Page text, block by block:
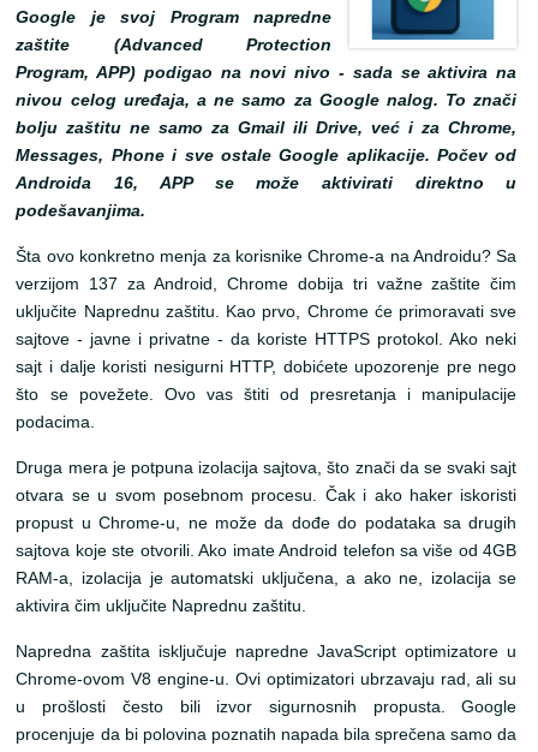
Google je svoj Program napredne
zaštite (Advanced Protection
Program, APP) podigao na novi nivo - sada se aktivira na
nivou celog uređaja, a ne samo za Google nalog. To znači
bolju zaštitu ne samo za Gmail ili Drive, već i za Chrome,
Messages, Phone i sve ostale Google aplikacije. Počev od
Androida 16, APP se može aktivirati direktno u
podešavanjima.
Šta ovo konkretno menja za korisnike Chrome-a na Androidu? Sa
verzijom 137 za Android, Chrome dobija tri važne zaštite čim
uključite Naprednu zaštitu. Kao prvo, Chrome će primoravati sve
sajtove - javne i privatne - da koriste HTTPS protokol. Ako neki
sajt i dalje koristi nesigurni HTTP, dobićete upozorenje pre nego
što se povežete. Ovo vas štiti od presretanja i manipulacije
podacima.
Druga mera je potpuna izolacija sajtova, što znači da se svaki sajt
otvara se u svom posebnom procesu. Čak i ako haker iskoristi
propust u Chrome-u, ne može da dođe do podataka sa drugih
sajtova koje ste otvorili. Ako imate Android telefon sa više od 4GB
RAM-a, izolacija je automatski uključena, a ako ne, izolacija se
aktivira čim uključite Naprednu zaštitu.
Napredna zaštita isključuje napredne JavaScript optimizatore u
Chrome-ovom V8 engine-u. Ovi optimizatori ubrzavaju rad, ali su
u prošlosti često bili izvor sigurnosnih propusta. Google
procenjuje da bi polovina poznatih napada bila sprečena samo da